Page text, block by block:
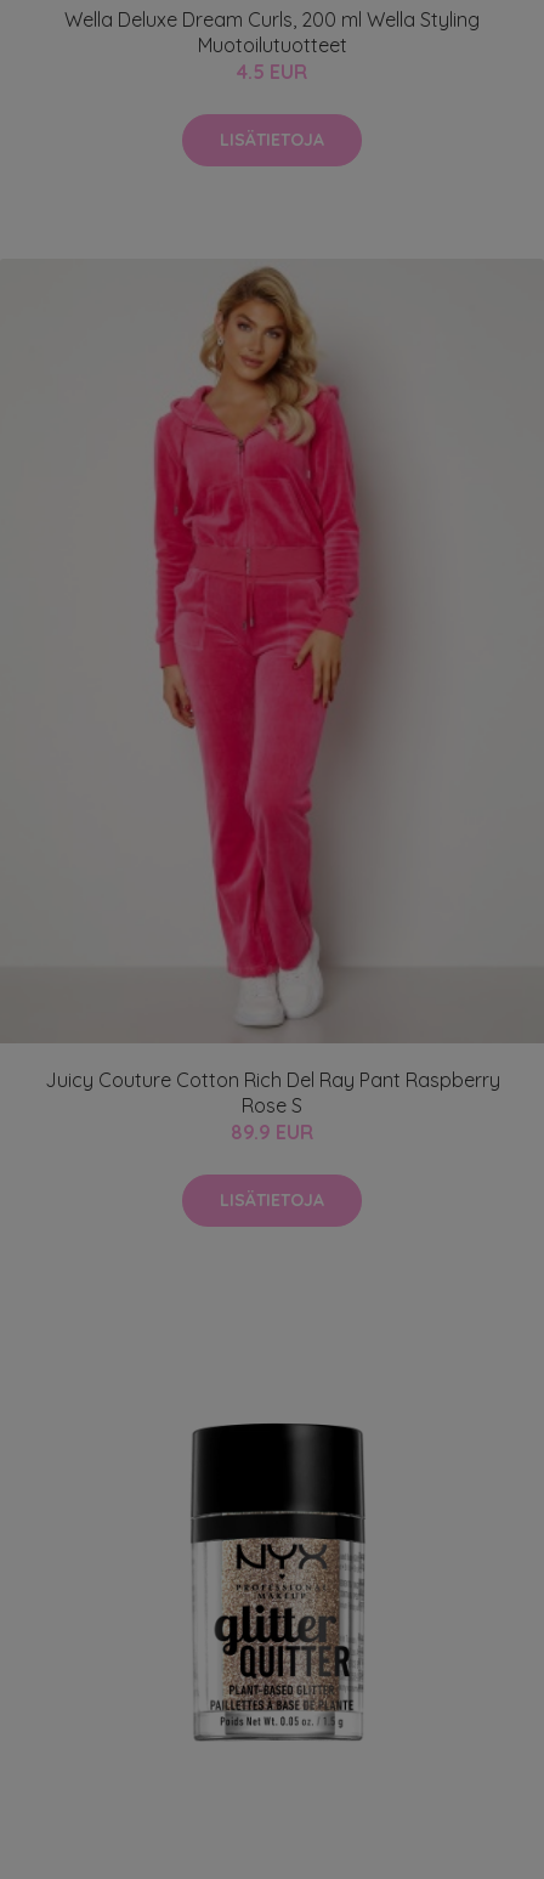
Wella Deluxe Dream Curls, 200 ml Wella Styling
Muotoilutuotteet
4.5 EUR
LISÄTIETOJA
Juicy Couture Cotton Rich Del Ray Pant Raspberry
Rose S
89.9 EUR
LISÄTIETOJA